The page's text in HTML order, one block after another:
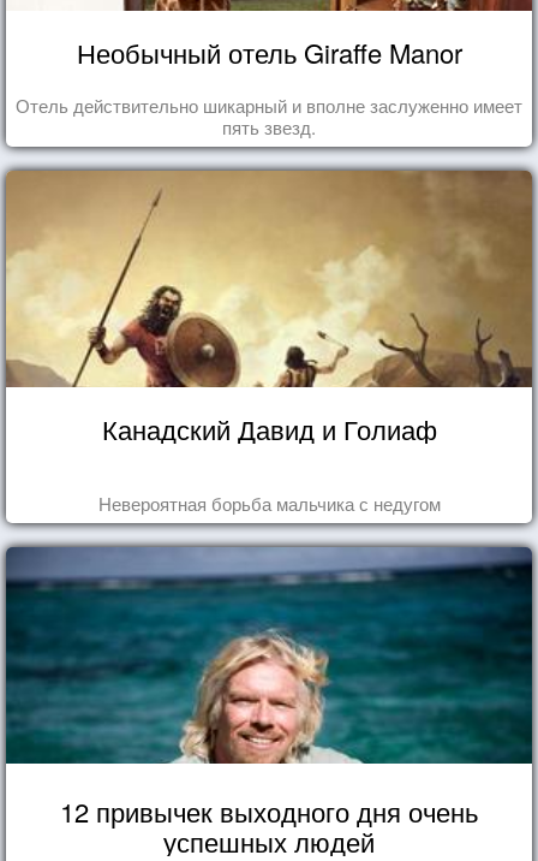
Необычный отель Giraffe Manor
Отель действительно шикарный и вполне заслуженно имеет
пять звезд.
Канадский Давид и Голиаф
Невероятная борьба мальчика с недугом
12 привычек выходного дня очень
успешных людей